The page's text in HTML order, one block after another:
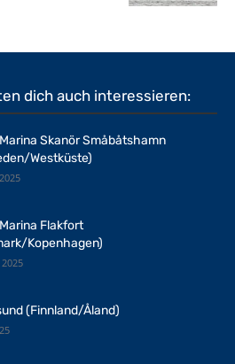
dich auch interessieren:
Skanör Småbåtshamn
Westküste)
Flakfort
Kopenhagen)
(Finnland/Åland)